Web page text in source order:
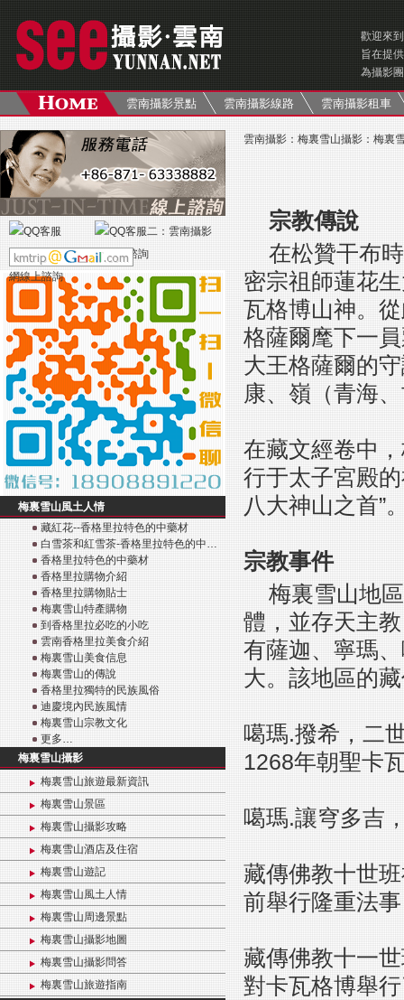
歡迎來
旨在提供
為攝影
雲南攝影景點 雲南攝影線路 雲南攝影租車
梅裏雪山風土人情
藏紅花--香格里拉特色的中藥材
白雪茶和紅雪茶-香格里拉特色的中…
香格里拉特色的中藥材
香格里拉購物介紹
香格里拉購物貼士
梅裏雪山特產購物
到香格里拉必吃的小吃
雲南香格里拉美食介紹
梅裏雪山美食信息
梅裏雪山的傳說
香格里拉獨特的民族風俗
迪慶境內民族風情
梅裏雪山宗教文化
更多…
梅裏雪山攝影
梅裏雪山旅遊最新資訊
梅裏雪山景區
梅裏雪山攝影攻略
梅裏雪山酒店及住宿
梅裏雪山遊記
梅裏雪山風土人情
梅裏雪山周邊景點
梅裏雪山攝影地圖
梅裏雪山攝影問答
梅裏雪山旅遊指南
雲南攝影 ： 梅裏雪山攝影 ： 梅裏
宗教傳說
在松贊干布
密宗祖師蓮花
瓦格博山神。
格薩爾麾下一
大王格薩爾的
康、嶺（青海
在藏文經卷中
行于太子宮殿
八大神山之首”
宗教事件
梅裏雪山地
體，並存天主
有薩迦、寧瑪
大。該地區的
噶瑪.撥希，二
1268年朝聖卡
噶瑪.讓穹多吉
藏傳佛教十世
前舉行隆重法
藏傳佛教十一
對卡瓦格博舉